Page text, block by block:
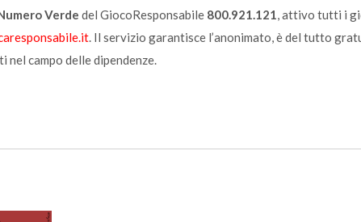
Verde del GiocoResponsabile 800.921.121, attivo tutti i
. Il servizio garantisce l’anonimato, è del tutto
nel campo delle dipendenze.